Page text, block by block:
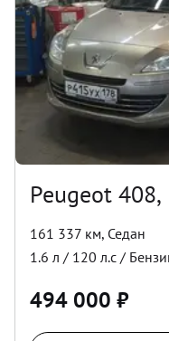
Peugeot 408,
161 337 км, Седан
1.6 л / 120 л.с /
494 000 ₽